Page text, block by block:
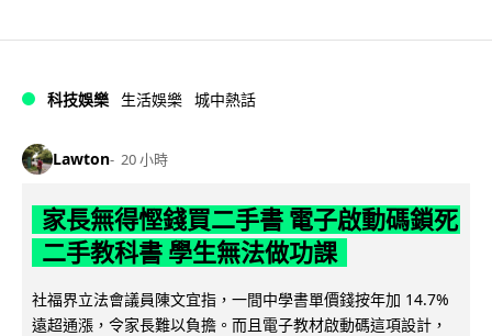
科技娛樂 生活娛樂 城中熱話
Lawton 20 小時
家長無得慳錢買二手書 電子啟動碼鎖死
二手教科書 學生無法做功課
社福界立法會議員陳文宜指，一間中學書單價錢按年加 14.7%
遠超通漲，令家長難以負擔。而且電子教材啟動碼這項設計，